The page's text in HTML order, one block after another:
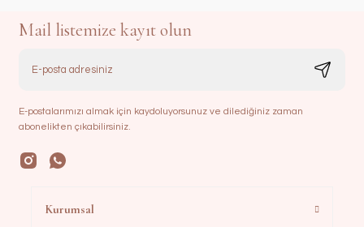
Mail listemize kayıt olun
E-postalarımızı almak için kaydoluyorsunuz ve dilediğiniz zaman
abonelikten çıkabilirsiniz.
Kurumsal